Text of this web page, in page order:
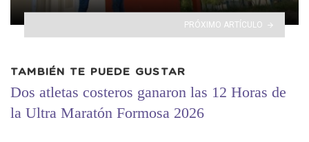
PRÓXIMO ARTÍCULO
TAMBIÉN TE PUEDE GUSTAR
Dos atletas costeros ganaron las 12 Horas de
la Ultra Maratón Formosa 2026